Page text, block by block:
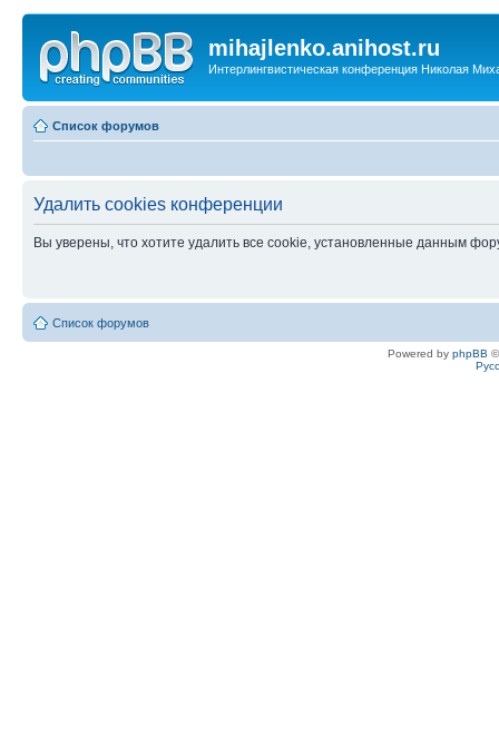
mihajlenko.anihost.ru
Интерлингвистическая конференция Николая
Список форумов
Удалить cookies конференции
Вы уверены, что хотите удалить все cookie, установленные данным
Список форумов
Powered by phpBB